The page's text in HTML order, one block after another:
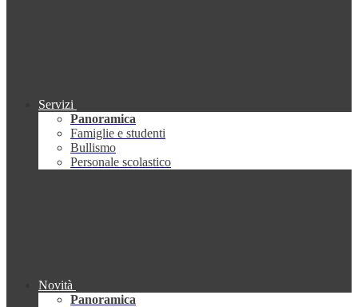
Servizi
Panoramica
Famiglie e studenti
Bullismo
Personale scolastico
Novità
Panoramica